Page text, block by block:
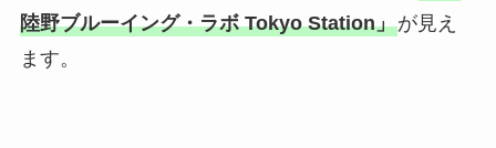
陸野ブルーイング・ラボ Tokyo Station」が見え
ます。